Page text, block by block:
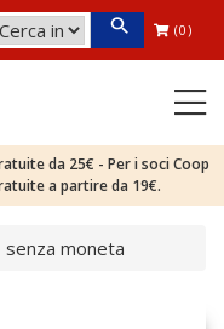
(0)
da 25€ - Per i soci Coop
a partire da 19€.
senza moneta